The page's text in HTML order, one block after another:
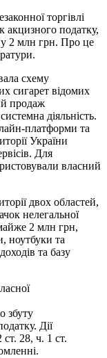
податку,
у 2 млн грн. Про це
схему
сигарет відомих
продаж
діяльність.
платформи та
України
Для
власний
двох областей,
нелегальної
2 млн грн,
ноутбуки та
та базу
збуту
Дії
ст. 28, ч. 1 ст.